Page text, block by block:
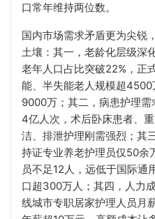
口常年维持两位数。
国内市场需求矛盾更为尖锐
土壤：其一，老龄化层级深
老年人口占比突破22%，正
能、半失能老人规模超
9000万；其二，病患护理
4亿人次，术后卧床患者、
洁、排泄护理刚需强烈；其
持证专业养老护理员仅50余
员不足12人，远低于国际
口超300万人；其四，人力
线城市专职居家护理人员月